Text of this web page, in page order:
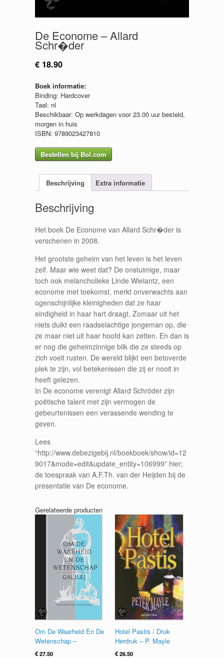
De Econome – Allard
Schr�der
€ 18.90
Boek informatie:
Binding: Hardcover
Taal: nl
Beschikbaar: Op werkdagen voor 23.00 uur besteld,
morgen in huis
ISBN: 9789023427810
Bestellen bij Bol.com
Beschrijving Extra informatie
Beschrijving
Het boek De Econome van Allard Schr�der is
verschenen in 2008.
Het grootste geheim van het leven is het leven
zelf. Maar wie weet dat? De onstuimige, maar
toch ook melancholieke Linde Wielantz, een
econome met toekomst, merkt onverwachts aan
ogenschijnlijke kleinigheden dat ze haar
eindigheid in haar hart draagt. Zomaar uit het
niets duikt een raadselachtige jongeman op, die
ze maar niet uit haar hoofd kan zetten. En dan is
er nog die geheimzinnige blik die ze steeds op
zich voelt rusten. De wereld blijkt een betoverde
plek te zijn, vol betekenissen die zij er nooit in
heeft gelezen.
In De econome verenigt Allard Schröder zijn
poëtische talent met zijn vermogen de
gebeurtenissen een verassende wending te
geven.
Lees
“http://www.debezigebij.nl/boekboek/show/id=12
9017&mode=edit&update_entity=106999” hier;
de toespraak van A.F.Th. van der Heijden bij de
presentatie van De econome.
Gerelateerde producten
Om De Waarheid En De
Wetenschap –
€27.50
Hotel Pastis / Druk
Herdruk – P. Mayle
€26.50